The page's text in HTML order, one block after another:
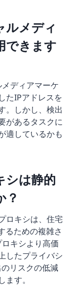
ルメディ
できます
ディアマーケ
たIPアドレスを
。しかし、検出
があるタスクに
適しているかも
シは静的
？
ロキシは、住宅
るための複雑さ
キシより高価
したプライバシ
リスクの低減
す。